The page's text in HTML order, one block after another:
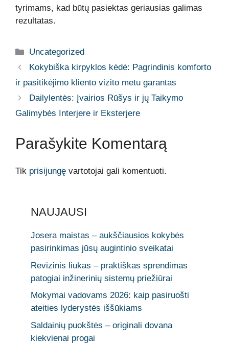
tyrimams, kad būtų pasiektas geriausias galimas
rezultatas.
Kategorijos
Uncategorized
Kokybiška kirpyklos kėdė: Pagrindinis komforto
ir pasitikėjimo kliento vizito metu garantas
Dailylentės: Įvairios Rūšys ir jų Taikymo
Galimybės Interjere ir Eksterjere
Parašykite Komentarą
Tik prisijungę vartotojai gali komentuoti.
NAUJAUSI
Josera maistas – aukščiausios kokybės
pasirinkimas jūsų augintinio sveikatai
Revizinis liukas – praktiškas sprendimas
patogiai inžinerinių sistemų priežiūrai
Mokymai vadovams 2026: kaip pasiruošti
ateities lyderystės iššūkiams
Saldainių puokštės – originali dovana
kiekvienai progai